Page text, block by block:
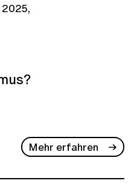
2025,
Mehr erfahren